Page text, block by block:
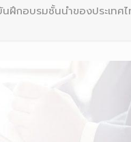
กอบรมชั้นนำของประเทศ